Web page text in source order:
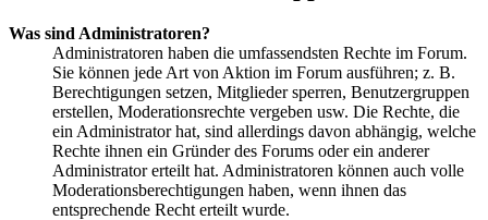
Was sind Administratoren?
Administratoren haben die umfassendsten Rechte im Forum.
Sie können jede Art von Aktion im Forum ausführen; z. B.
Berechtigungen setzen, Mitglieder sperren, Benutzergruppen
erstellen, Moderationsrechte vergeben usw. Die Rechte, die
ein Administrator hat, sind allerdings davon abhängig, welche
Rechte ihnen ein Gründer des Forums oder ein anderer
Administrator erteilt hat. Administratoren können auch volle
Moderationsberechtigungen haben, wenn ihnen das
entsprechende Recht erteilt wurde.